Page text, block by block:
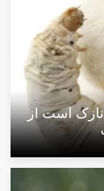
نازک است از